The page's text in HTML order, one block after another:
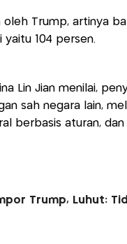
Trump, artinya
104 persen.
Lin Jian menilai,
sah negara lain,
berbasis aturan,
Trump, Luhut: